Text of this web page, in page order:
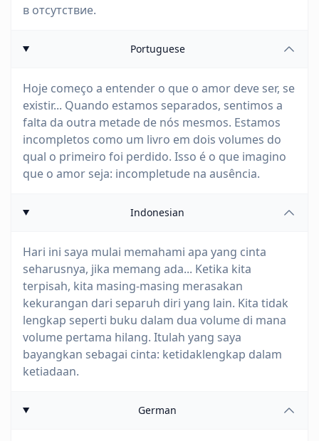
в отсутствие.
Portuguese
Hoje começo a entender o que o amor deve ser, se
existir... Quando estamos separados, sentimos a
falta da outra metade de nós mesmos. Estamos
incompletos como um livro em dois volumes do
qual o primeiro foi perdido. Isso é o que imagino
que o amor seja: incompletude na ausência.
Indonesian
Hari ini saya mulai memahami apa yang cinta
seharusnya, jika memang ada... Ketika kita
terpisah, kita masing-masing merasakan
kekurangan dari separuh diri yang lain. Kita tidak
lengkap seperti buku dalam dua volume di mana
volume pertama hilang. Itulah yang saya
bayangkan sebagai cinta: ketidaklengkap dalam
ketiadaan.
German